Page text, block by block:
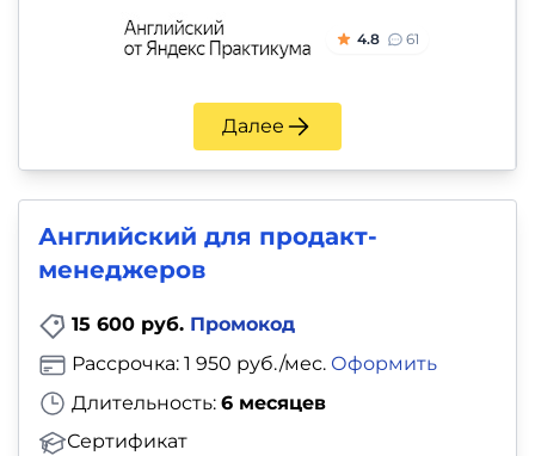
4.8 61
Далее
Английский для продакт-
менеджеров
15 600 руб. Промокод
Длительность: 6 месяцев
Сертификат
Рассрочка: 1 950 руб./мес. Оформить